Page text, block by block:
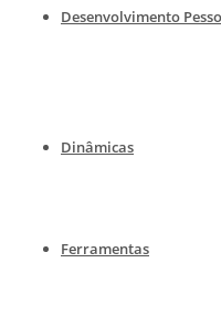
Desenvolvimento
Dinâmicas
Ferramentas